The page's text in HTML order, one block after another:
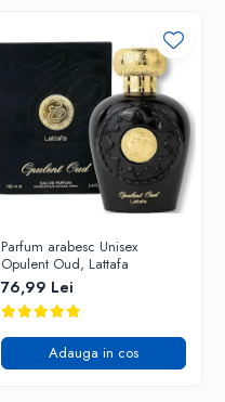
Parfum arabesc Unisex
Opulent Oud, Lattafa
76,99 Lei
Adauga in cos